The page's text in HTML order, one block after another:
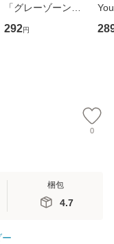
「グレーゾーン」
その正しい理解と
克服法 (SB新書 57
292円
のが
0
梱包
4.7